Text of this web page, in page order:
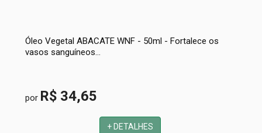
Óleo Vegetal ABACATE WNF - 50ml - Fortalece os
vasos sanguíneos...
por R$ 34,65
+ DETALHES